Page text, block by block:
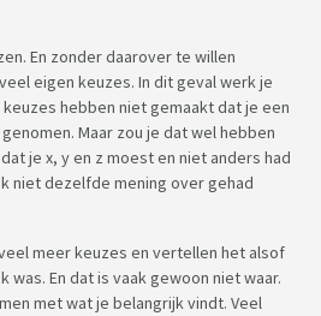
En zonder daarover te willen
eigen keuzes. In dit geval werk je
keuzes hebben niet gemaakt dat je een
Maar zou je dat wel hebben
je x, y en z moest en niet anders had
niet dezelfde mening over gehad
meer keuzes en vertellen het alsof
was. En dat is vaak gewoon niet waar.
met wat je belangrijk vindt. Veel